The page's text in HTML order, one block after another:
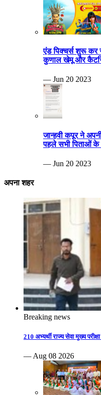
एंड पिक्चर्स शुरू कर
कुणाल खेमू और
— Jun 20 2023
जान्हवी कपूर ने
पहले सभी पिताओं के
— Jun 20 2023
अपना शहर
Breaking news
210 अभ्यर्थी राज्य सेवा मुख्य
— Aug 08 2026